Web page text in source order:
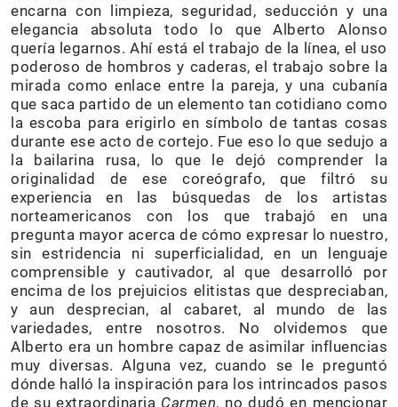
encarna con limpieza, seguridad, seducción y una
elegancia absoluta todo lo que Alberto Alonso
quería legarnos. Ahí está el trabajo de la línea, el uso
poderoso de hombros y caderas, el trabajo sobre la
mirada como enlace entre la pareja, y una cubanía
que saca partido de un elemento tan cotidiano como
la escoba para erigirlo en símbolo de tantas cosas
durante ese acto de cortejo. Fue eso lo que sedujo a
la bailarina rusa, lo que le dejó comprender la
originalidad de ese coreógrafo, que filtró su
experiencia en las búsquedas de los artistas
norteamericanos con los que trabajó en una
pregunta mayor acerca de cómo expresar lo nuestro,
sin estridencia ni superficialidad, en un lenguaje
comprensible y cautivador, al que desarrolló por
encima de los prejuicios elitistas que despreciaban,
y aun desprecian, al cabaret, al mundo de las
variedades, entre nosotros. No olvidemos que
Alberto era un hombre capaz de asimilar influencias
muy diversas. Alguna vez, cuando se le preguntó
dónde halló la inspiración para los intrincados pasos
de su extraordinaria Carmen, no dudó en mencionar